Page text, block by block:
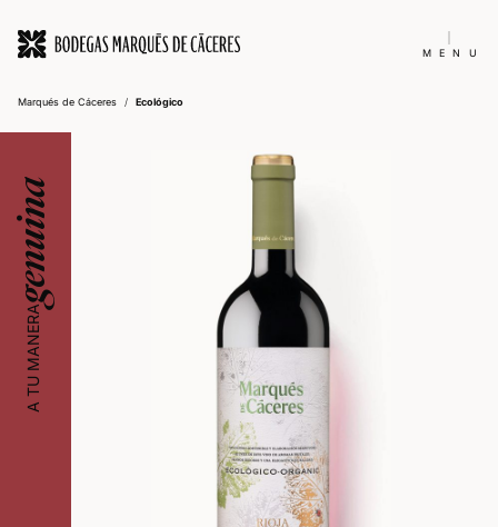
MENU
Marqués de Cáceres / Ecológico
A TU MANERA
genuina